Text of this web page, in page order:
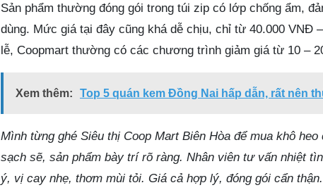
Sản phẩm thường đóng gói trong túi zip có lớp chống ẩm,
dùng. Mức giá tại đây cũng khá dễ chịu, chỉ từ 40.000 VNĐ
lễ, Coopmart thường có các chương trình giảm giá từ 10 –
Xem thêm: Top 5 quán kem Đồng Nai hấp dẫn, rất nên
Mình từng ghé Siêu thị Coop Mart Biên Hòa để mua khô
sạch sẽ, sản phẩm bày trí rõ ràng. Nhân viên tư vấn nhiệt
ý, vị cay nhẹ, thơm mùi tỏi. Giá cả hợp lý, đóng gói cẩn thận.